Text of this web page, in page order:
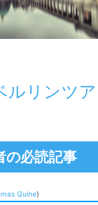
の必読記事
Quine)